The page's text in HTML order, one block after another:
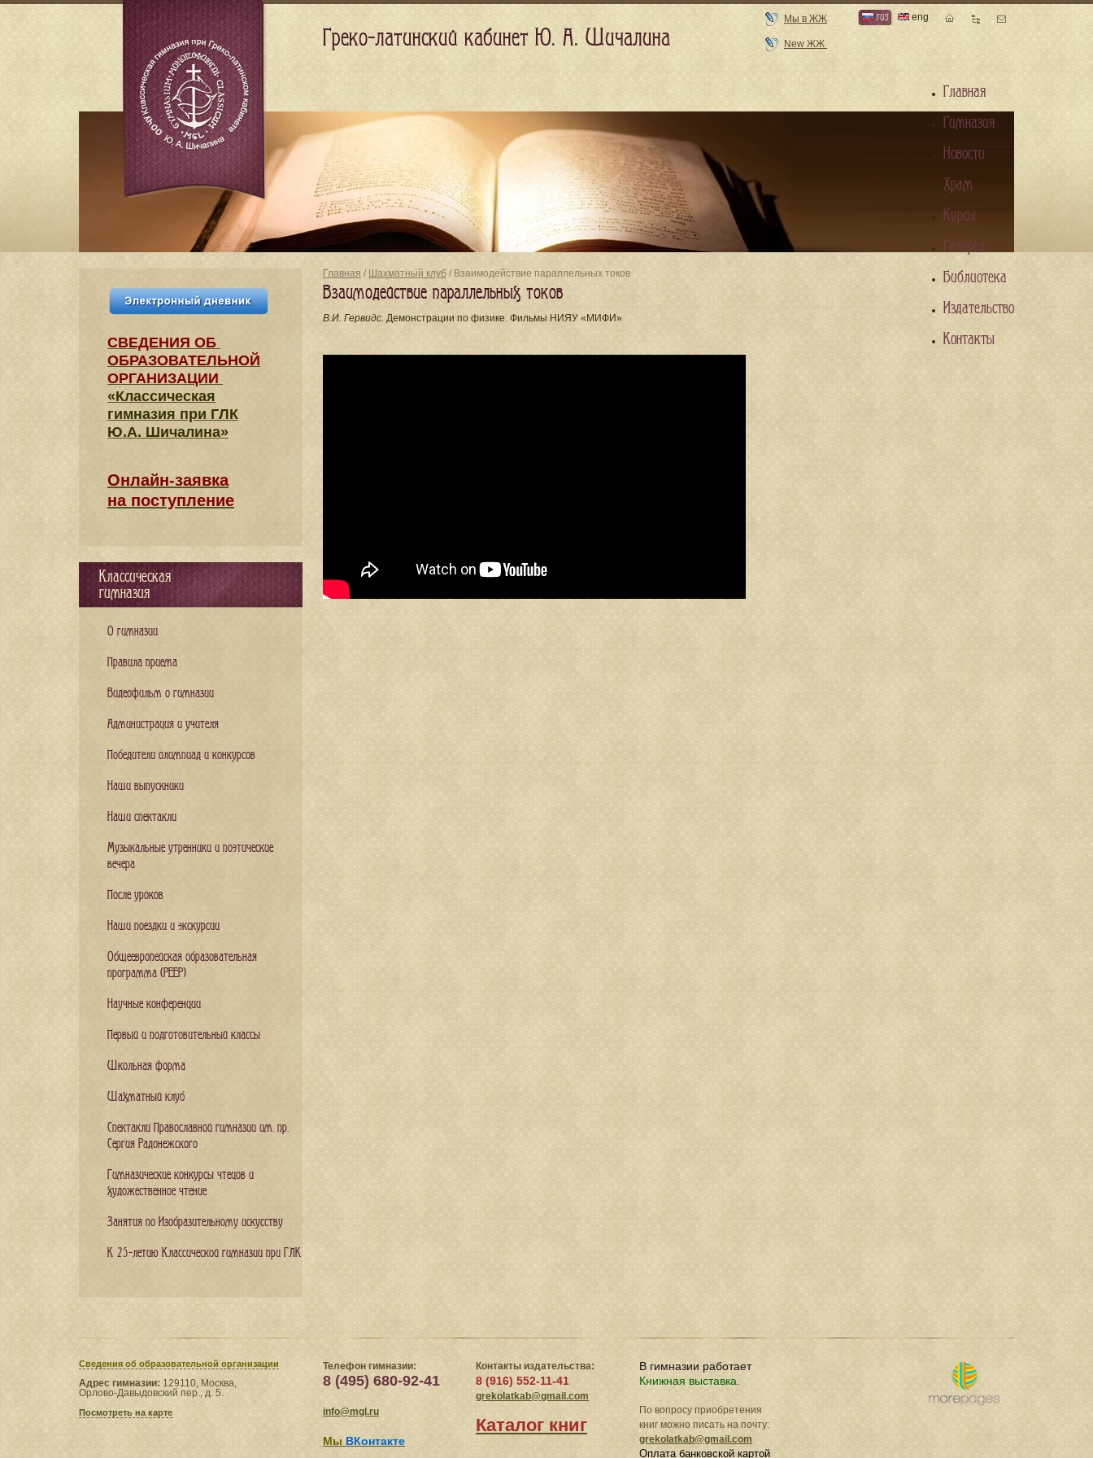
Главная / Шахматный клуб / Взаимодействие параллельных токов
Взаимодействие параллельных токов
В.И. Гервидс. Демонстрации по физике. Фильмы НИЯУ «МИФИ»
СВЕДЕНИЯ​ ОБ
ОБРАЗОВАТЕЛЬНОЙ
ОРГАНИЗАЦИИ
«Классическая
гимназия при ГЛК
Ю.А. Шичалина»
Онлайн-заявка
на поступление
Классическая
гимназия
О гимназии
Правила приема
Видеофильм о гимназии
Администрация и учителя
Победители олимпиад и конкурсов
Наши выпускники
Наши спектакли
Музыкальные утренники и поэтические
вечера
После уроков
Наши поездки и экскурсии
Общеевропейская образовательная
программа (PEEP)
Научные конференции
Первый и подготовительный классы
Школьная форма
Шахматный клуб
Спектакли Православной гимназии им. пр.
Сергия Радонежского
Гимназические конкурсы чтецов и
художественное чтение
Занятия по Изобразительному искусству
К 25-летию Классической гимназии при ГЛК
Сведения​ об образовательной организации
Адрес гимназии: 129110, Москва,
Орлово-Давыдовский пер., д. 5.
Посмотреть на карте
Телефон гимназии:
8 (495) 680-92-41
info@mgl.ru
Мы ВКонтакте
Контакты издательства:
8 (916) 552-11-41
grekolatkab@gmail.com
Каталог книг
В гимназии работает
Книжная выставка.
По вопросу приобретения
книг можно писать на почту:
grekolatkab@gmail.com
Оплата банковской картой
Греко-латинский кабинет Ю. А. Шичалина
Мы в ЖЖ
New ЖЖ
rus eng
Главная
Гимназия
Новости
Храм
Курсы
Галерея
Библиотека
Издательство
Контакты